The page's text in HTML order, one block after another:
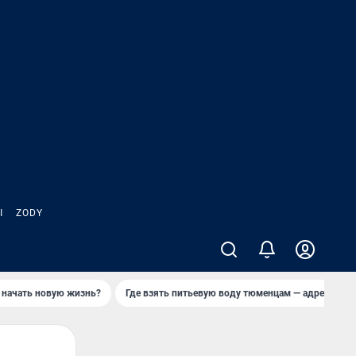
ZODY
начать новую жизнь? Где взять питьевую воду тюменцам — адреса